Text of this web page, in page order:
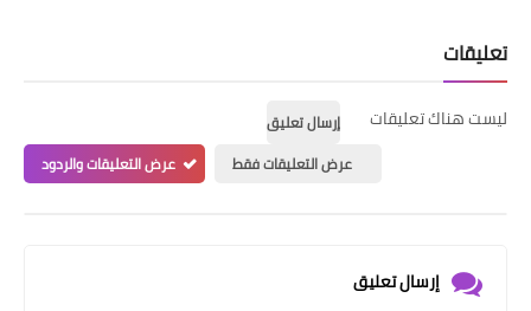
تعليقات
ليست هناك تعليقات
إرسال تعليق
عرض التعليقات فقط
عرض التعليقات والردود
إرسال تعليق